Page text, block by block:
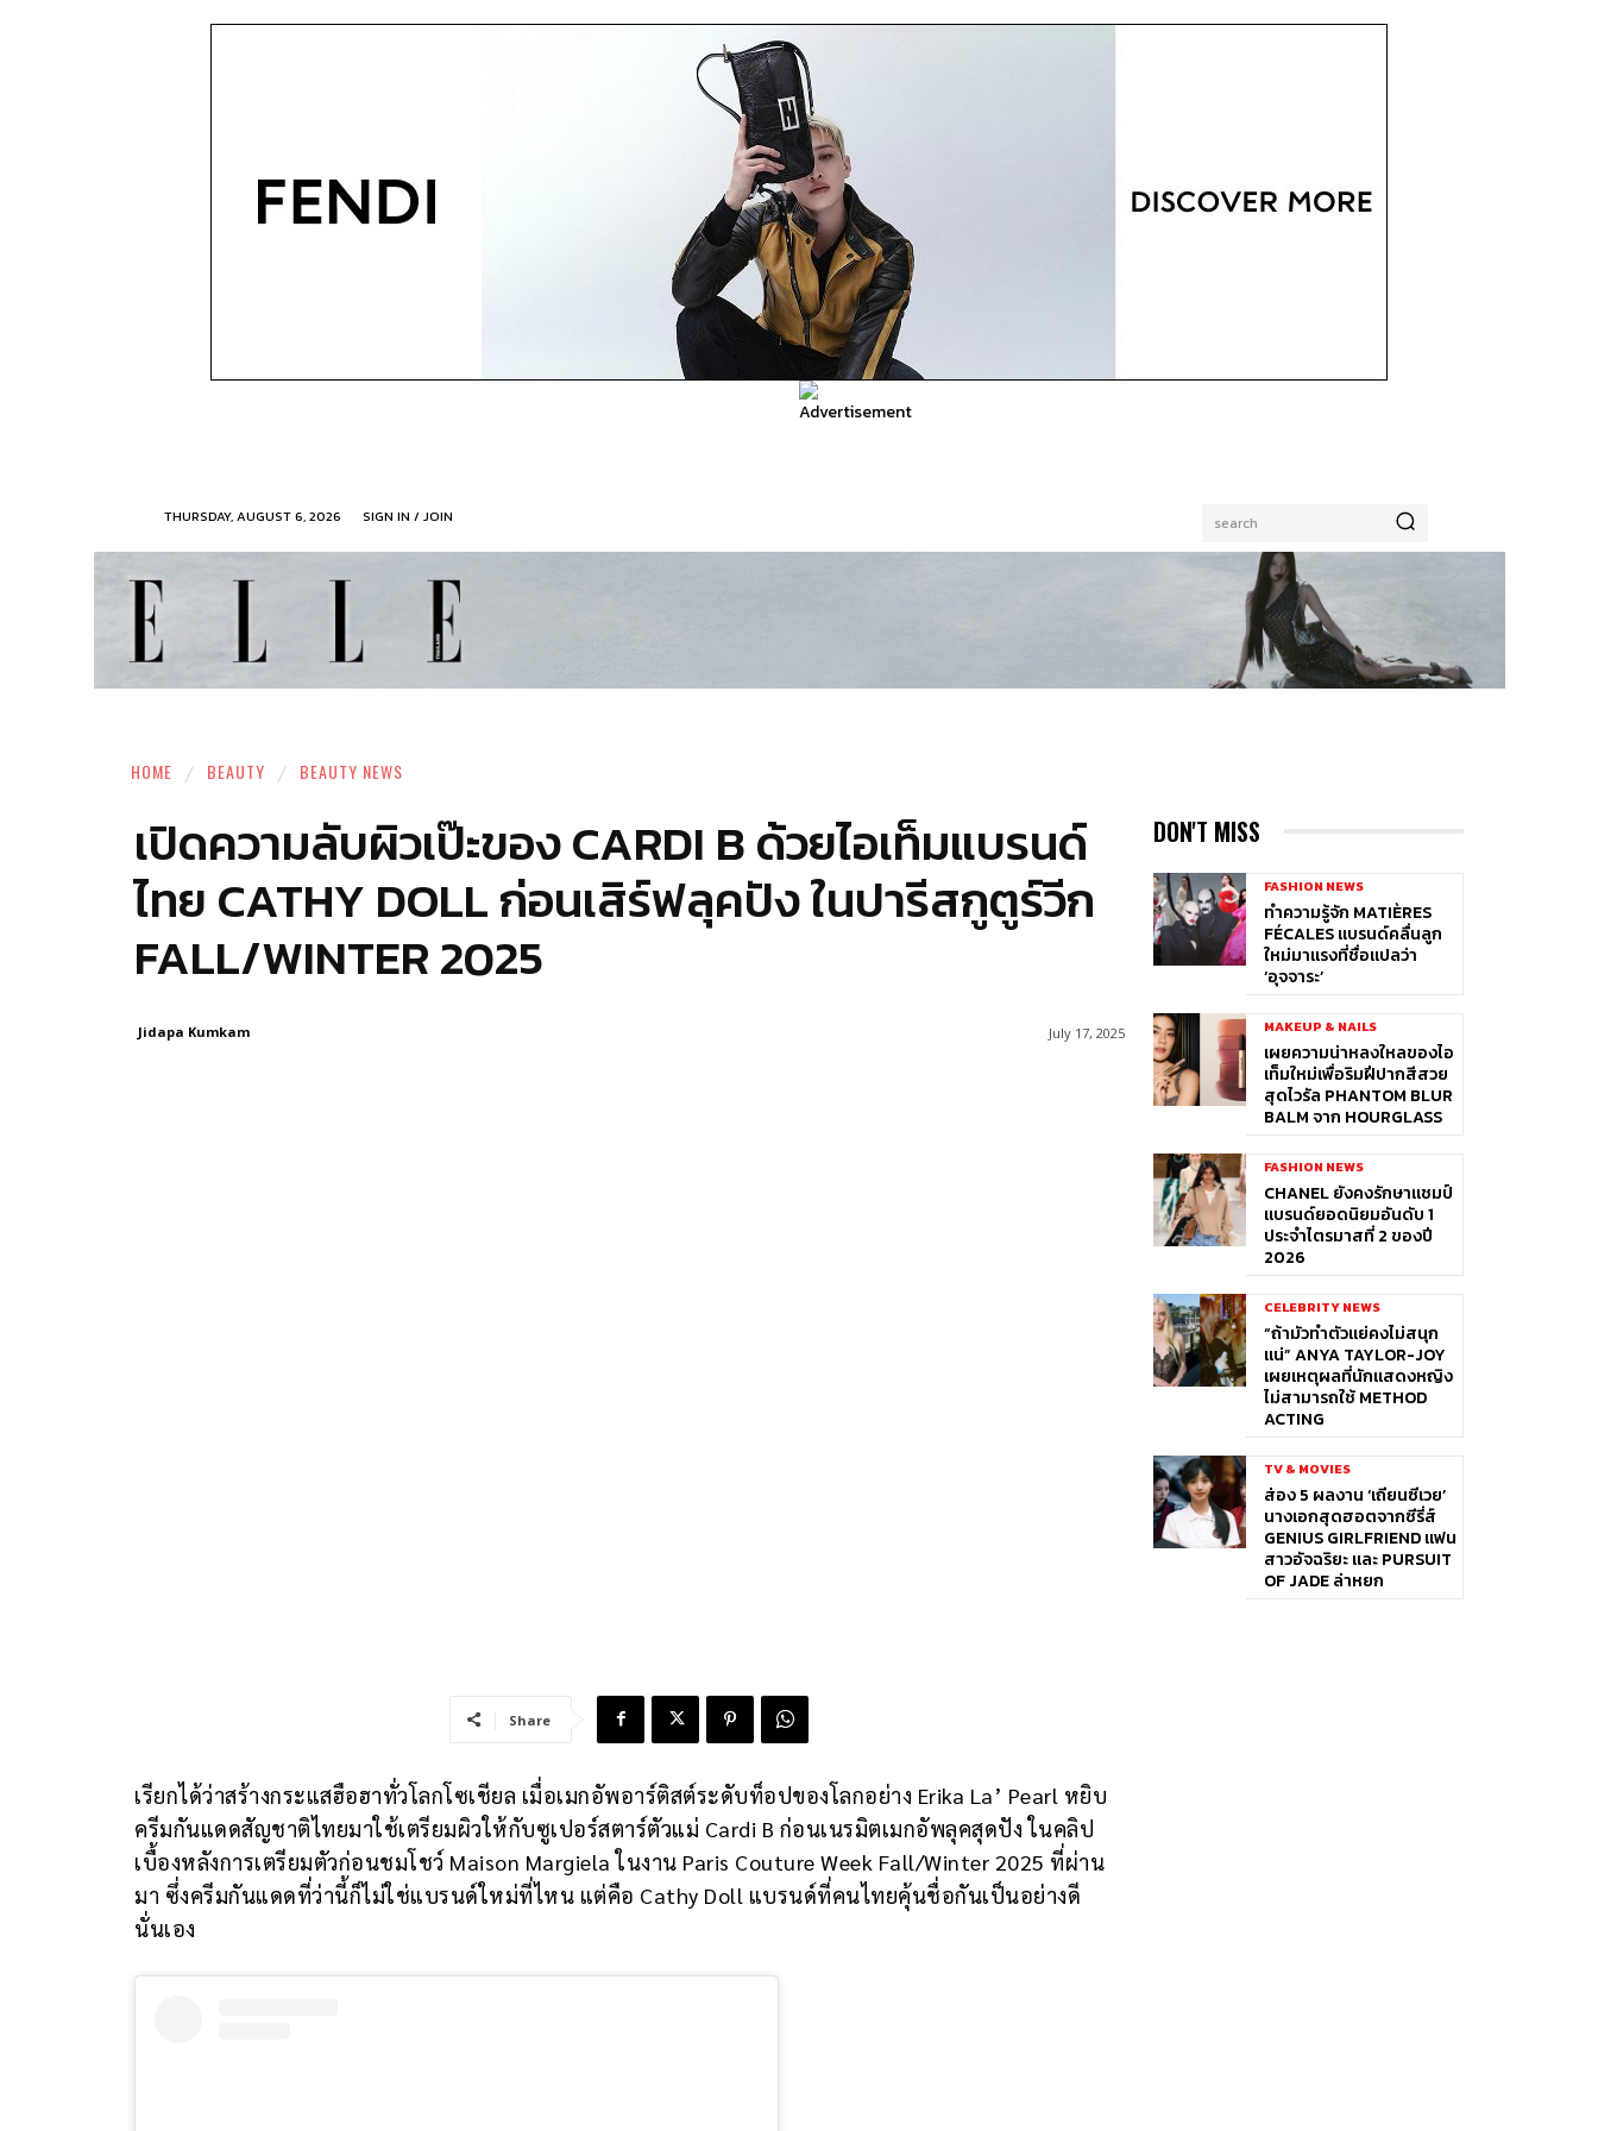
THURSDAY, AUGUST 6, 2026 search
SIGN IN / JOIN
HOME BEAUTY BEAUTY NEWS
เปิดความลับผิวเป๊ะของ CARDI B ด้วยไอเท็มแบรนด์
ไทย CATHY DOLL ก่อนเสิร์ฟลุคปัง ในปารีสกูตูร์วีก
FALL/WINTER 2025
July 17, 2025
Jidapa Kumkam
Share
เรียกได้ว่าสร้างกระแสฮือฮาทั่วโลกโซเชียล เมื่อเมกอัพอาร์ติสต์ระดับท็อปของโลกอย่าง Erika La’ Pearl หยิบ
ครีมกันแดดสัญชาติไทยมาใช้เตรียมผิวให้กับซูเปอร์สตาร์ตัวแม่ Cardi B ก่อนเนรมิตเมกอัพลุคสุดปัง ในคลิป
เบื้องหลังการเตรียมตัวก่อนชมโชว์ Maison Margiela ในงาน Paris Couture Week Fall/Winter 2025 ที่ผ่าน
มา ซึ่งครีมกันแดดที่ว่านี้ก็ไม่ใช่แบรนด์ใหม่ที่ไหน แต่คือ Cathy Doll แบรนด์ที่คนไทยคุ้นชื่อกันเป็นอย่างดี
นั่นเอง
DON'T MISS
FASHION NEWS
ทำความรู้จัก MATIÈRES
FÉCALES แบรนด์คลื่นลูก
ใหม่มาแรงที่ชื่อแปลว่า
‘อุจจาระ’
MAKEUP & NAILS
เผยความน่าหลงใหลของไอ
เท็มใหม่เพื่อริมฝีปากสีสวย
สุดไวรัล PHANTOM BLUR
BALM จาก HOURGLASS
FASHION NEWS
CHANEL ยังคงรักษาแชมป์
แบรนด์ยอดนิยมอันดับ 1
ประจำไตรมาสที่ 2 ของปี
2026
CELEBRITY NEWS
“ถ้ามัวทำตัวแย่คงไม่สนุก
แน่” ANYA TAYLOR-JOY
เผยเหตุผลที่นักแสดงหญิง
ไม่สามารถใช้ METHOD
ACTING
TV & MOVIES
ส่อง 5 ผลงาน ‘เถียนซีเวย’
นางเอกสุดฮอตจากซีรี่ส์
GENIUS GIRLFRIEND แฟน
สาวอัจฉริยะ และ PURSUIT
OF JADE ล่าหยก